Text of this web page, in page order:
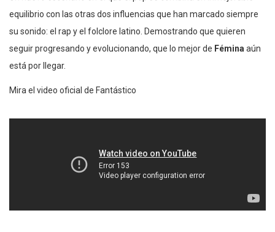
equilibrio con las otras dos influencias que han marcado siempre
su sonido: el rap y el folclore latino. Demostrando que quieren
seguir progresando y evolucionando, que lo mejor de Féminaaún
está por llegar.
Mira el video oficial de Fantástico